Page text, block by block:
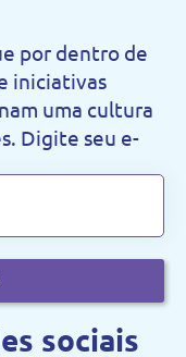
por dentro de
iniciativas
uma cultura
Digite seu e-
sociais